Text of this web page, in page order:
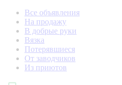
Все объявления
На продажу
В добрые руки
Вязка
Потерявшиеся
От заводчиков
Из приютов